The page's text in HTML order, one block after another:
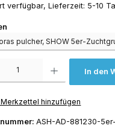
verfügbar, Lieferzeit: 5-10
In den
Merkzettel hinzufügen
ASH-AD-881230-